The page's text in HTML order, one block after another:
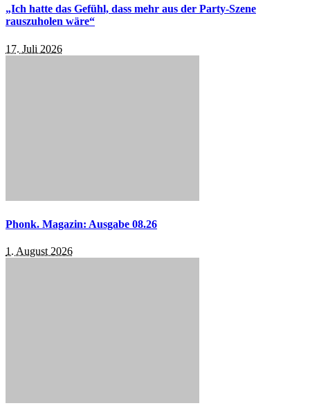
„Ich hatte das Gefühl, dass mehr aus der Party-Szene
rauszuholen wäre“
17. Juli 2026
Phonk. Magazin: Ausgabe 08.26
1. August 2026